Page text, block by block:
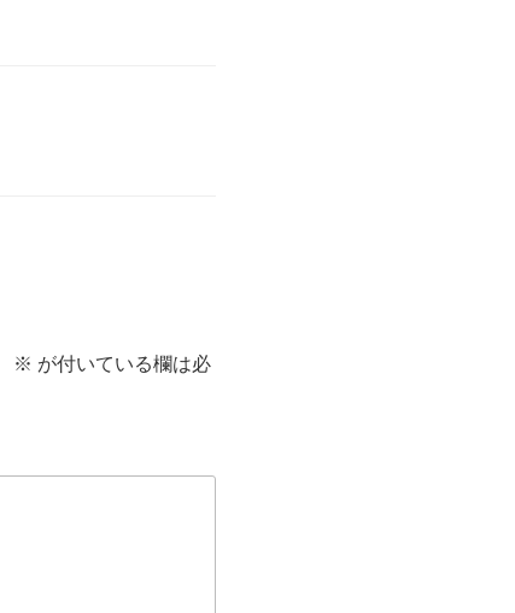
※ が付いている欄は必